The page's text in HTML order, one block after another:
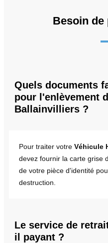
Besoin
Quels documents
pour l'enlèvement
Ballainvilliers ?
Pour traiter votre Véhicule
devez fournir la carte grise
de votre pièce d'identité
destruction.
Le service de
il payant ?